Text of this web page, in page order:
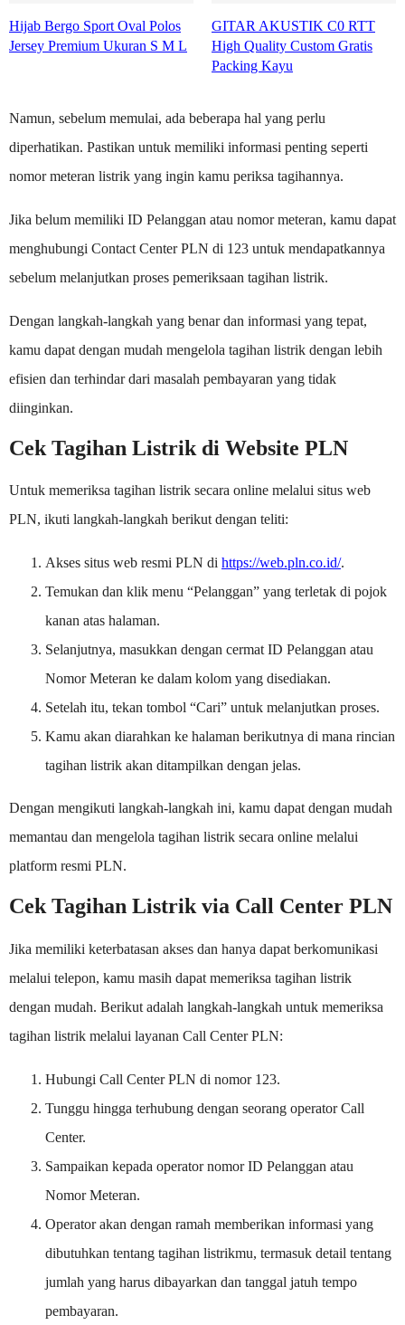
Hijab Bergo Sport Oval Polos
Jersey Premium Ukuran S M L
GITAR AKUSTIK C0 RTT
High Quality Custom Gratis
Packing Kayu
Namun, sebelum memulai, ada beberapa hal yang perlu
diperhatikan. Pastikan untuk memiliki informasi penting seperti
nomor meteran listrik yang ingin kamu periksa tagihannya.
Jika belum memiliki ID Pelanggan atau nomor meteran, kamu dapat
menghubungi Contact Center PLN di 123 untuk mendapatkannya
sebelum melanjutkan proses pemeriksaan tagihan listrik.
Dengan langkah-langkah yang benar dan informasi yang tepat,
kamu dapat dengan mudah mengelola tagihan listrik dengan lebih
efisien dan terhindar dari masalah pembayaran yang tidak
diinginkan.
Cek Tagihan Listrik di Website PLN
Untuk memeriksa tagihan listrik secara online melalui situs web
PLN, ikuti langkah-langkah berikut dengan teliti:
Akses situs web resmi PLN di https://web.pln.co.id/.
Temukan dan klik menu “Pelanggan” yang terletak di pojok
kanan atas halaman.
Selanjutnya, masukkan dengan cermat ID Pelanggan atau
Nomor Meteran ke dalam kolom yang disediakan.
Setelah itu, tekan tombol “Cari” untuk melanjutkan proses.
Kamu akan diarahkan ke halaman berikutnya di mana rincian
tagihan listrik akan ditampilkan dengan jelas.
Dengan mengikuti langkah-langkah ini, kamu dapat dengan mudah
memantau dan mengelola tagihan listrik secara online melalui
platform resmi PLN.
Cek Tagihan Listrik via Call Center PLN
Jika memiliki keterbatasan akses dan hanya dapat berkomunikasi
melalui telepon, kamu masih dapat memeriksa tagihan listrik
dengan mudah. Berikut adalah langkah-langkah untuk memeriksa
tagihan listrik melalui layanan Call Center PLN:
Hubungi Call Center PLN di nomor 123.
Tunggu hingga terhubung dengan seorang operator Call
Center.
Sampaikan kepada operator nomor ID Pelanggan atau
Nomor Meteran.
Operator akan dengan ramah memberikan informasi yang
dibutuhkan tentang tagihan listrikmu, termasuk detail tentang
jumlah yang harus dibayarkan dan tanggal jatuh tempo
pembayaran.